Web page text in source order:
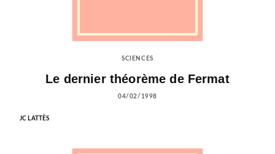
SCIENCES
Le dernier théorème de Fermat
04/02/1998
JC LATTÈS